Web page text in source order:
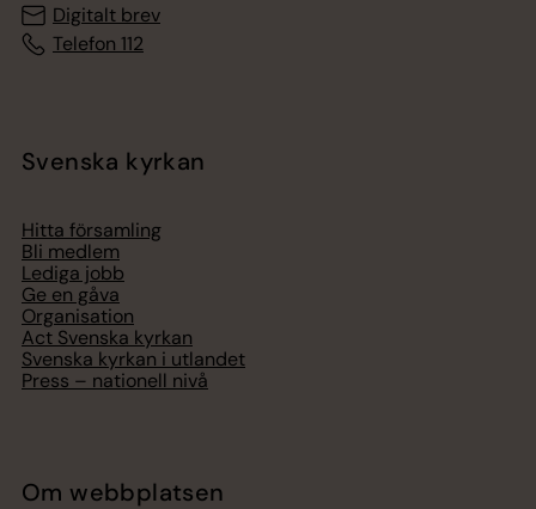
Digitalt brev
Telefon 112
Svenska kyrkan
Hitta församling
Bli medlem
Lediga jobb
Ge en gåva
Organisation
Act Svenska kyrkan
Svenska kyrkan i utlandet
Press – nationell nivå
Om webbplatsen